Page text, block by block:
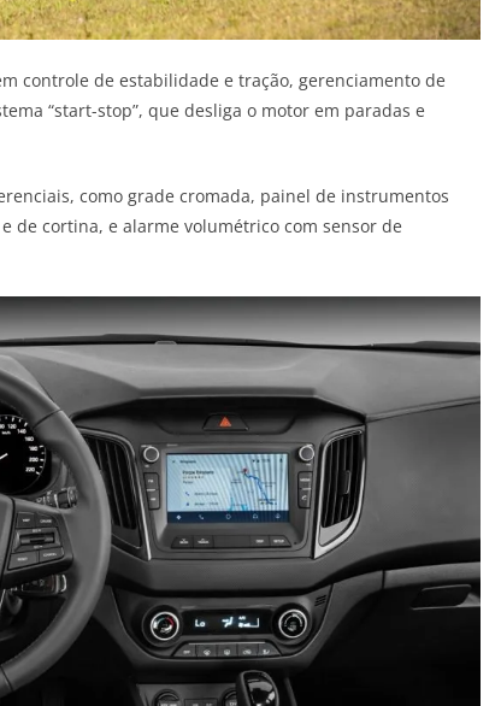
controle de estabilidade e tração, gerenciamento de
“start-stop”, que desliga o motor em paradas e
como grade cromada, painel de instrumentos
de cortina, e alarme volumétrico com sensor de